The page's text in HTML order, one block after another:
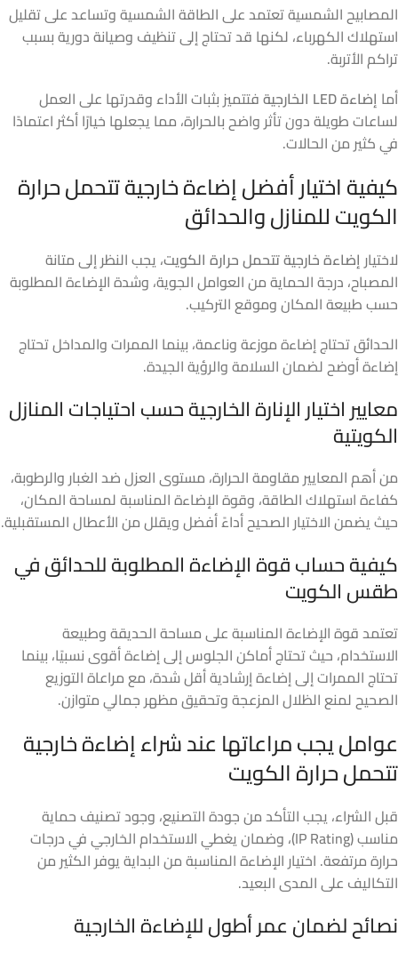
المصابيح الشمسية تعتمد على الطاقة الشمسية وتساعد على تقليل
استهلاك الكهرباء، لكنها قد تحتاج إلى تنظيف وصيانة دورية بسبب
تراكم الأتربة.
أما إضاءة LED الخارجية
فتتميز بثبات الأداء وقدرتها على العمل
لساعات طويلة دون تأثر واضح بالحرارة، مما يجعلها خيارًا أكثر اعتمادًا
في كثير من الحالات.
كيفية اختيار أفضل إضاءة خارجية تتحمل حرارة
الكويت للمنازل والحدائق
لاختيارإضاءة خارجية تتحمل حرارة الكويت، يجب النظر إلى متانة
المصباح، درجة الحماية من العوامل الجوية، وشدة الإضاءة المطلوبة
حسب طبيعة المكان وموقع التركيب.
الحدائق تحتاج إضاءة موزعة وناعمة، بينما الممرات والمداخل تحتاج
إضاءة أوضح لضمان السلامة والرؤية الجيدة.
معايير اختيار الإنارة الخارجية حسب احتياجات المنازل
الكويتية
من أهم المعايير مقاومة الحرارة، مستوى العزل ضد الغبار والرطوبة،
كفاءة استهلاك الطاقة، وقوة الإضاءة المناسبة لمساحة المكان،
حيث يضمن الاختيار الصحيح أداءً أفضل ويقلل من الأعطال المستقبلية.
كيفية حساب قوة الإضاءة المطلوبة للحدائق في
طقس الكويت
تعتمد قوة الإضاءة المناسبة على مساحة الحديقة وطبيعة
الاستخدام، حيث تحتاج أماكن الجلوس إلى إضاءة أقوى نسبيًا، بينما
تحتاج الممرات إلى إضاءة إرشادية أقل شدة، مع مراعاة التوزيع
الصحيح لمنع الظلال المزعجة وتحقيق مظهر جمالي متوازن.
عوامل يجب مراعاتها عند شراء إضاءة خارجية
تتحمل حرارة الكويت
قبل الشراء، يجب التأكد من جودة التصنيع، وجود تصنيف حماية
مناسب (IP Rating)، وضمان يغطي الاستخدام الخارجي في درجات
حرارة مرتفعة. اختيار الإضاءة المناسبة من البداية يوفر الكثير من
التكاليف على المدى البعيد.
نصائح لضمان عمر أطول للإضاءة الخارجية